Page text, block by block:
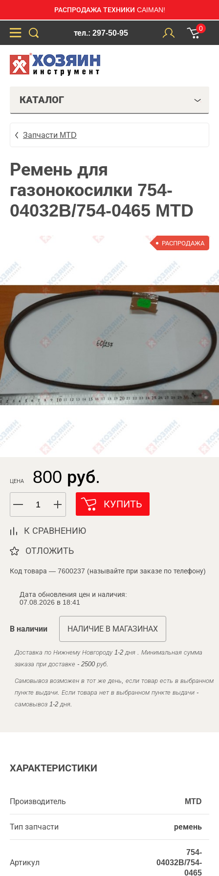
РАСПРОДАЖА ТЕХНИКИ CAIMAN!
тел.: 297-50-95
0
КАТАЛОГ
Запчасти MTD
Ремень для
газонокосилки 754-
04032B/754-0465 MTD
РАСПРОДАЖА
ЦЕНА 800 руб.
КУПИТЬ
К СРАВНЕНИЮ
ОТЛОЖИТЬ
Код товара — 7600237 (называйте при заказе по телефону)
Дата обновления цен и наличия:
07.08.2026 в 18:41
В наличии НАЛИЧИЕ В МАГАЗИНАХ
Доставка по Нижнему Новгороду 1-2 дня . Минимальная сумма
заказа при доставке - 2500 руб.
Самовывоз возможен в тот же день, если товар есть в выбранном
пункте выдачи. Если товара нет в выбранном пункте выдачи -
самовывоз 1-2 дня.
ХАРАКТЕРИСТИКИ
Производитель MTD
Тип запчасти ремень
Артикул
754-
04032B/754-
0465